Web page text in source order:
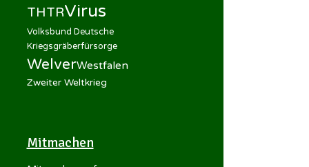
THTRVirus
Volksbund Deutsche
Kriegsgräberfürsorge
WelverWestfalen
Zweiter Weltkrieg
Mitmachen